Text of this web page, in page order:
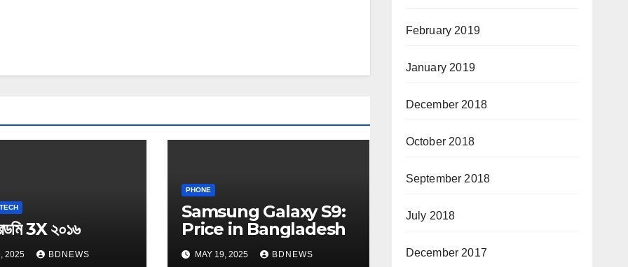
TECH
3X ২০১৬
2025 BDNEWS
PHONE
Samsung Galaxy S9:
Price in Bangladesh
MAY 19, 2025 BDNEWS
February 2019
January 2019
December 2018
October 2018
September 2018
July 2018
December 2017